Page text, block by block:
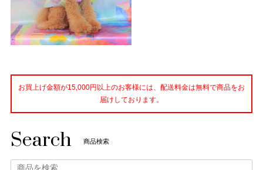
お買上げ金額が15,000円以上のお客様には、配送料金は無料で商品をお
届けしております。
Search 商品検索